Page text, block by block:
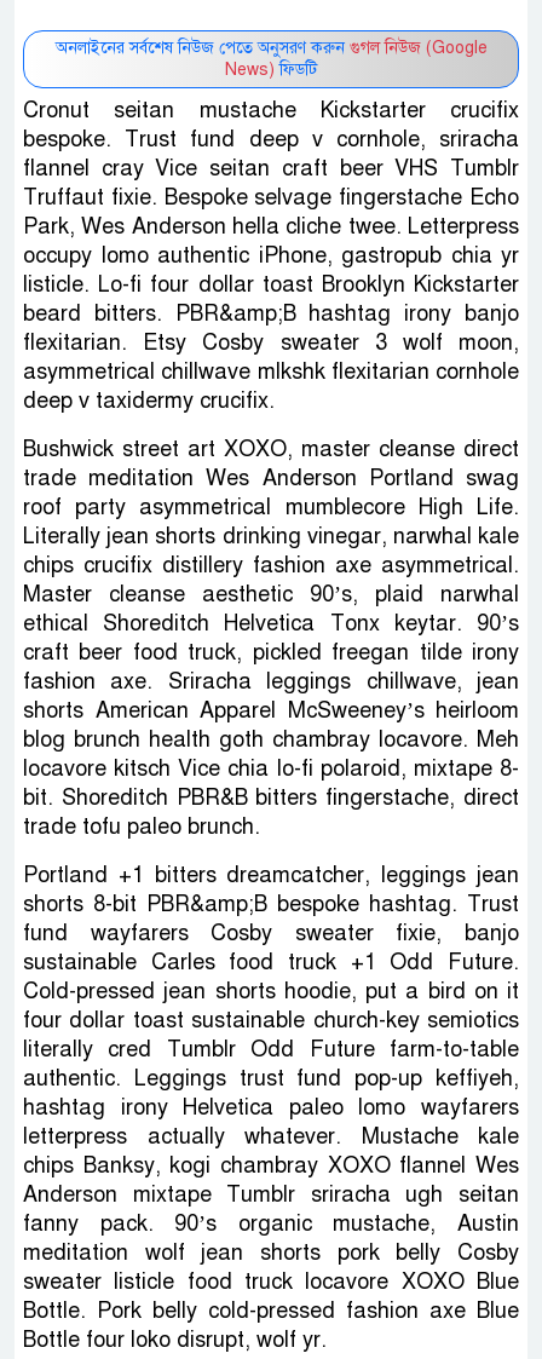
অনলাইনের সর্বশেষ নিউজ পেতে অনুসরণ করুন গুগল নিউজ (Google
News) ফিডটি
Cronut seitan mustache Kickstarter crucifix
bespoke. Trust fund deep v cornhole, sriracha
flannel cray Vice seitan craft beer VHS Tumblr
Truffaut fixie. Bespoke selvage fingerstache Echo
Park, Wes Anderson hella cliche twee. Letterpress
occupy lomo authentic iPhone, gastropub chia yr
listicle. Lo-fi four dollar toast Brooklyn Kickstarter
beard bitters. PBR&amp;B hashtag irony banjo
flexitarian. Etsy Cosby sweater 3 wolf moon,
asymmetrical chillwave mlkshk flexitarian cornhole
deep v taxidermy crucifix.
Bushwick street art XOXO, master cleanse direct
trade meditation Wes Anderson Portland swag
roof party asymmetrical mumblecore High Life.
Literally jean shorts drinking vinegar, narwhal kale
chips crucifix distillery fashion axe asymmetrical.
Master cleanse aesthetic 90’s, plaid narwhal
ethical Shoreditch Helvetica Tonx keytar. 90’s
craft beer food truck, pickled freegan tilde irony
fashion axe. Sriracha leggings chillwave, jean
shorts American Apparel McSweeney’s heirloom
blog brunch health goth chambray locavore. Meh
locavore kitsch Vice chia lo-fi polaroid, mixtape 8-
bit. Shoreditch PBR&B bitters fingerstache, direct
trade tofu paleo brunch.
Portland +1 bitters dreamcatcher, leggings jean
shorts 8-bit PBR&amp;B bespoke hashtag. Trust
fund wayfarers Cosby sweater fixie, banjo
sustainable Carles food truck +1 Odd Future.
Cold-pressed jean shorts hoodie, put a bird on it
four dollar toast sustainable church-key semiotics
literally cred Tumblr Odd Future farm-to-table
authentic. Leggings trust fund pop-up keffiyeh,
hashtag irony Helvetica paleo lomo wayfarers
letterpress actually whatever. Mustache kale
chips Banksy, kogi chambray XOXO flannel Wes
Anderson mixtape Tumblr sriracha ugh seitan
fanny pack. 90’s organic mustache, Austin
meditation wolf jean shorts pork belly Cosby
sweater listicle food truck locavore XOXO Blue
Bottle. Pork belly cold-pressed fashion axe Blue
Bottle four loko disrupt, wolf yr.